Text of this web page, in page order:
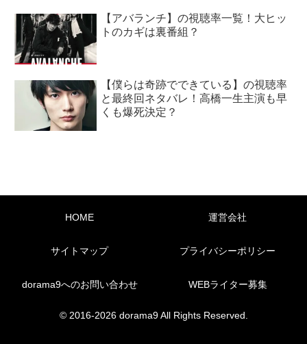
【アバランチ】の視聴率一覧！大ヒッ
トのカギは裏番組？
【僕らは奇跡でできている】の視聴率
と最終回ネタバレ！高橋一生主演も早
くも爆死決定？
HOME 運営会社
サイトマップ プライバシーポリシー
dorama9へのお問い合わせ WEBライター募集
© 2016-2026 dorama9 All Rights Reserved.